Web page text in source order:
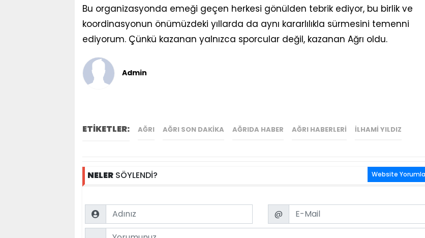
Bu organizasyonda emeği geçen herkesi gönülden tebrik ediyor, bu birlik ve
koordinasyonun önümüzdeki yıllarda da aynı kararlılıkla sürmesini temenni
ediyorum. Çünkü kazanan yalnızca sporcular değil, kazanan Ağrı oldu.
Admin
ETİKETLER: AĞRI AĞRI SON DAKIKA AĞRIDA HABER AĞRI HABERLERI ILHAMI YILDIZ
NELER SÖYLENDİ? Website
Name Email
@
Comment